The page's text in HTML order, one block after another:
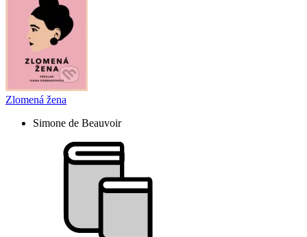
Zlomená žena
Simone de Beauvoir